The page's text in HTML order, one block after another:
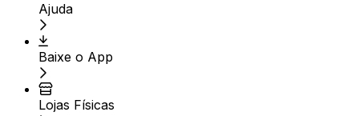
Ajuda
Baixe o App
Lojas Físicas